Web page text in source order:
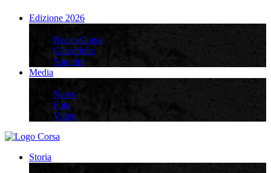
Edizione 2026
Recap Corsa
Classifiche
Squadre
Media
News
Foto
Video
Storia